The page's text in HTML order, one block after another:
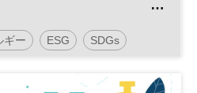
るエネルギーの使い
ギー ESG SDGs
日経産業新聞フォーラム